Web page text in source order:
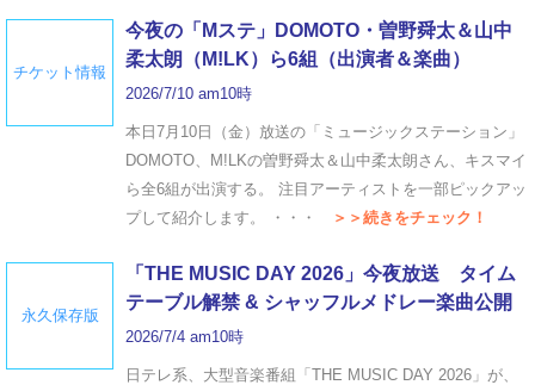
チケット情報
今夜の「Mステ」DOMOTO・曽野舜太＆山中
柔太朗（M!LK）ら6組（出演者＆楽曲）
2026/7/10 am10時
本日7月10日（金）放送の「ミュージックステーション」
DOMOTO、M!LKの曽野舜太＆山中柔太朗さん、キスマイ
ら全6組が出演する。 注目アーティストを一部ピックアッ
プして紹介します。 ・・・
＞＞続きをチェック！
永久保存版
「THE MUSIC DAY 2026」今夜放送 タイム
テーブル解禁 & シャッフルメドレー楽曲公開
2026/7/4 am10時
日テレ系、大型音楽番組「THE MUSIC DAY 2026」が、